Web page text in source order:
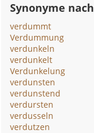
Synonyme nach
verdummt
Verdummung
verdunkeln
verdunkelt
Verdunkelung
verdunsten
verdunstend
verdursten
verdusseln
verdutzen